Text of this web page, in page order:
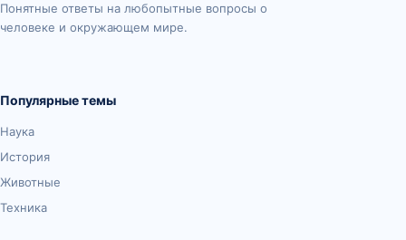
Понятные ответы на любопытные вопросы о
человеке и окружающем мире.
Популярные темы
Наука
История
Животные
Техника